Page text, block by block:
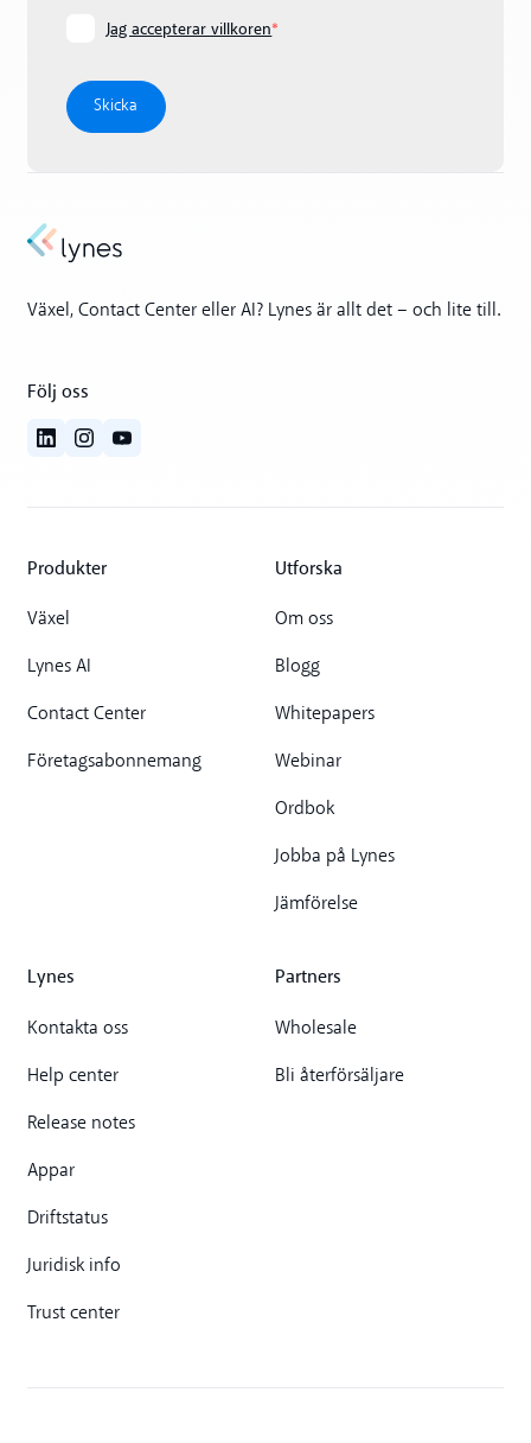
Jag accepterar villkoren*
Växel, Contact Center eller AI? Lynes är allt det – och lite till.
Följ oss
Produkter
Växel
Lynes AI
Contact Center
Företagsabonnemang
Utforska
Om oss
Blogg
Whitepapers
Webinar
Ordbok
Jobba på Lynes
Jämförelse
Lynes
Kontakta oss
Help center
Release notes
Appar
Driftstatus
Juridisk info
Trust center
Partners
Wholesale
Bli återförsäljare